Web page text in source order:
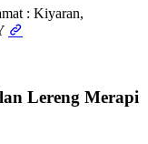
: Kiyaran,
Lereng Merapi